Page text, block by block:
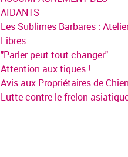
AIDANTS
Les Sublimes Barbares :
Libres
"Parler peut tout changer"
Attention aux tiques !
Avis aux Propriétaires de
Lutte contre le frelon